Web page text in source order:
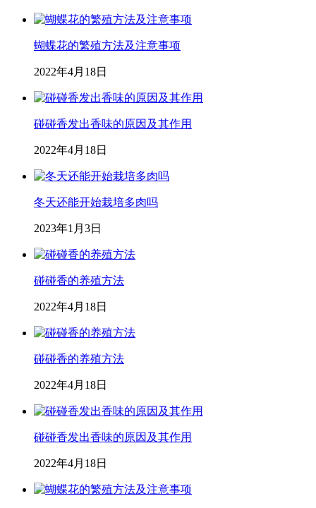
蝴蝶花的繁殖方法及注意事项
2022年4月18日
碰碰香发出香味的原因及其作用
2022年4月18日
冬天还能开始栽培多肉吗
2023年1月3日
碰碰香的养殖方法
2022年4月18日
碰碰香的养殖方法
2022年4月18日
碰碰香发出香味的原因及其作用
2022年4月18日